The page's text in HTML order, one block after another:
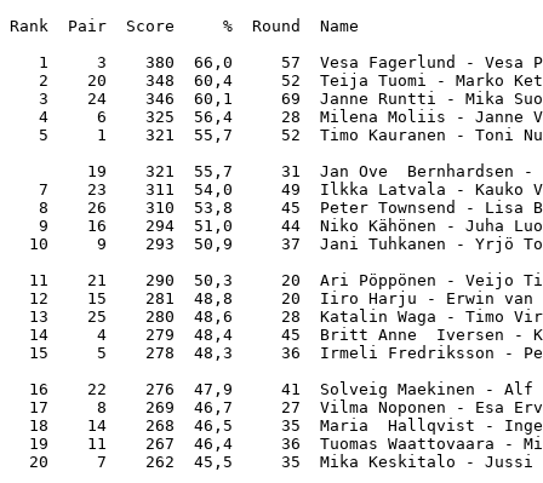
Rank  Pair  Score     %
1     3    380  66,0     57  Vesa Fagerlund -
2    20    348  60,4     52  Teija Tuomi -
3    24    346  60,1     69  Janne Runtti -
4     6    325  56,4     28  Milena Moliis -
5     1    321  55,7     52  Timo Kauranen -
19    321  55,7     31  Jan Ove  Bernhardsen -
7    23    311  54,0     49  Ilkka Latvala -
8    26    310  53,8     45  Peter Townsend -
9    16    294  51,0     44  Niko Kähönen -
10     9    293  50,9     37  Jani Tuhkanen -
11    21    290  50,3     20  Ari Pöppönen
12    15    281  48,8     20  Iiro Harju -
13    25    280  48,6     28  Katalin Waga -
14     4    279  48,4     45  Britt Anne
15     5    278  48,3     36  Irmeli Fredriksson
16    22    276  47,9     41  Solveig Maekinen -
17     8    269  46,7     27  Vilma Noponen
18    14    268  46,5     35  Maria  Hallqvist -
19    11    267  46,4     36  Tuomas Waattovaara
20     7    262  45,5     35  Mika Keskitalo -